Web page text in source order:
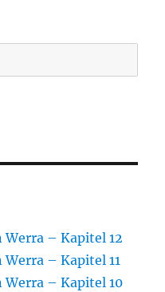
– Kapitel 12
– Kapitel 11
– Kapitel 10